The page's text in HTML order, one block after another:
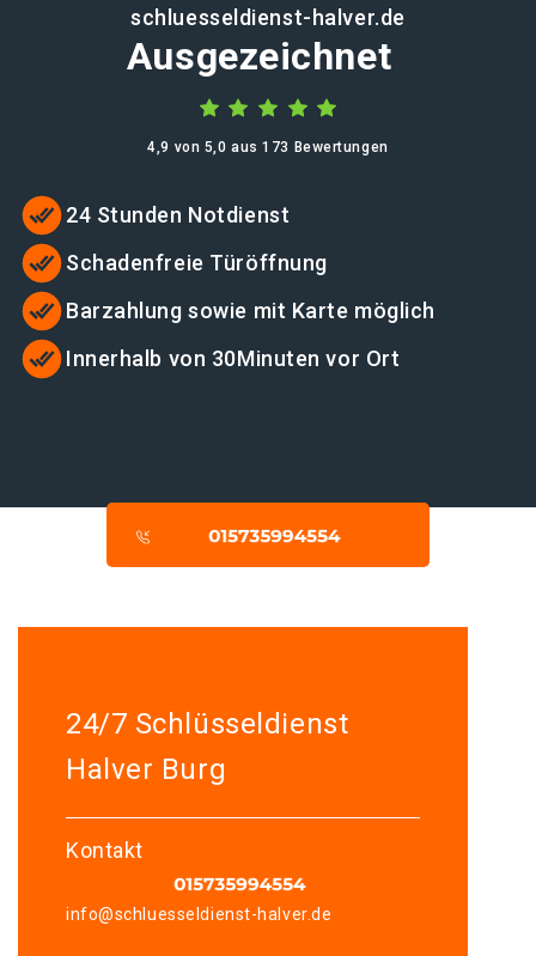
schluesseldienst-halver.de
Ausgezeichnet
4,9 von 5,0 aus 173 Bewertungen
24 Stunden Notdienst
Schadenfreie Türöffnung
Barzahlung sowie mit Karte möglich
Innerhalb von 30Minuten vor Ort
24/7 Schlüsseldienst
Halver Burg
Kontakt
info@schluesseldienst-halver.de